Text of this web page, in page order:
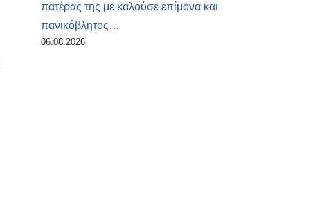
πατέρας της με καλούσε επίμονα και
πανικόβλητος…
06.08.2026